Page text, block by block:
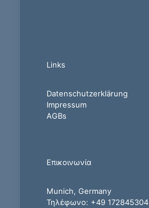
Links
Datenschutzerklärung
Impressum
AGBs
Επικοινωνία
Munich, Germany
Τηλέφωνο: +49 172845304